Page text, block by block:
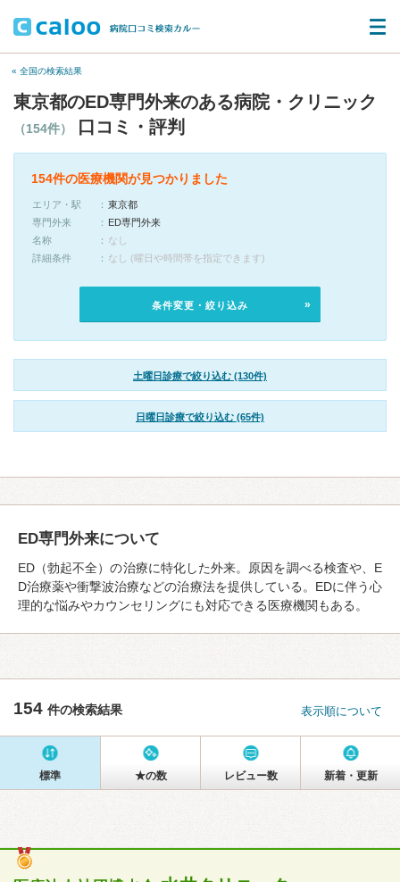
« 全国の検索結果
東京都のED専門外来のある病院・クリニック
（154件） 口コミ・評判
154件の医療機関が見つかりました
エリア・駅
東京都
専門外来
ED専門外来
名称
なし
詳細条件
なし (曜日や時間帯を指定できます)
条件変更・絞り込み
土曜日診療で絞り込む (130件)
日曜日診療で絞り込む (65件)
ED専門外来について
ED（勃起不全）の治療に特化した外来。原因を調べる検査や、E
D治療薬や衝撃波治療などの治療法を提供している。EDに伴う心
理的な悩みやカウンセリングにも対応できる医療機関もある。
154 件の検索結果 表示順について
標準 ★の数 レビュー数 新着・更新